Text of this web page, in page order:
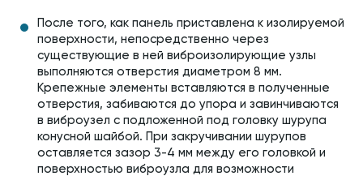
После того, как панель приставлена к изолируемой
поверхности, непосредственно через
существующие в ней виброизолирующие узлы
выполняются отверстия диаметром 8 мм.
Крепежные элементы вставляются в полученные
отверстия, забиваются до упора и завинчиваются
в виброузел с подложенной под головку шурупа
конусной шайбой. При закручивании шурупов
оставляется зазор 3-4 мм между его головкой и
поверхностью виброузла для возможности